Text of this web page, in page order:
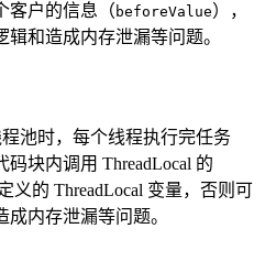
客户的信息（ beforeValue），
和造成内存泄漏等问题。
池时，每个线程执行完任务
码块内调用 ThreadLocal 的
义的 ThreadLocal 变量，否则可
内存泄漏等问题。